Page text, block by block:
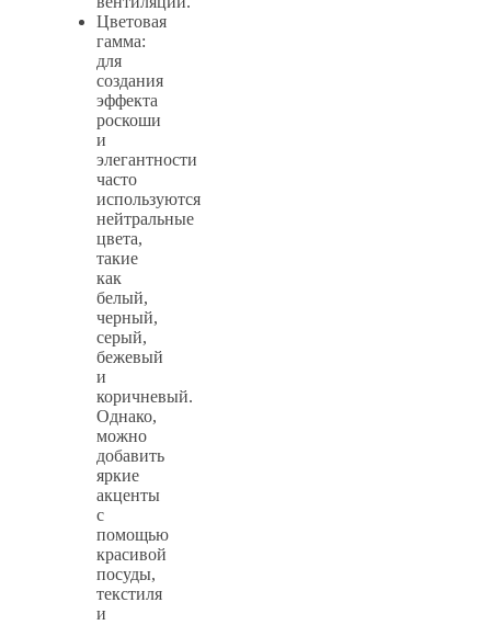
Цветовая
гамма:
для
создания
эффекта
роскоши
и
элегантности
часто
используются
нейтральные
цвета,
такие
как
белый,
черный,
серый,
бежевый
и
коричневый.
Однако,
можно
добавить
яркие
акценты
с
помощью
красивой
посуды,
текстиля
и